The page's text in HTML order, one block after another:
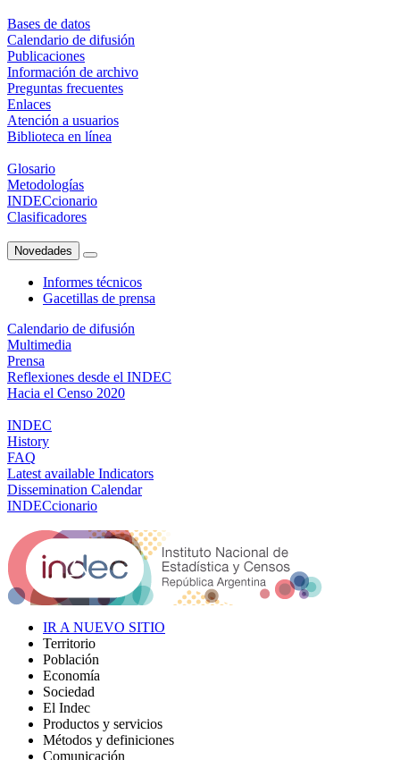
Bases de datos
Calendario de difusión
Publicaciones
Información de archivo
Preguntas frecuentes
Enlaces
Atención a usuarios
Biblioteca en línea
Glosario
Metodologías
INDECcionario
Clasificadores
Novedades
Informes técnicos
Gacetillas de prensa
Calendario de difusión
Multimedia
Prensa
Reflexiones desde el INDEC
Hacia el Censo 2020
INDEC
History
FAQ
Latest available Indicators
Dissemination Calendar
INDECcionario
IR A NUEVO SITIO
Territorio
Población
Economía
Sociedad
El Indec
Productos y servicios
Métodos y definiciones
Comunicación